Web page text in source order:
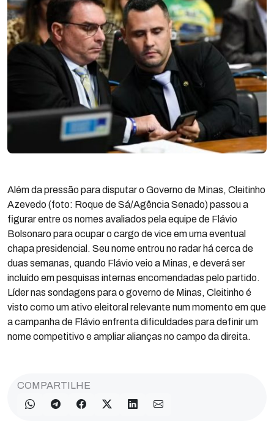
Além da pressão para disputar o Governo de Minas, Cleitinho
Azevedo (foto: Roque de Sá/Agência Senado) passou a
figurar entre os nomes avaliados pela equipe de Flávio
Bolsonaro para ocupar o cargo de vice em uma eventual
chapa presidencial. Seu nome entrou no radar há cerca de
duas semanas, quando Flávio veio a Minas, e deverá ser
incluído em pesquisas internas encomendadas pelo partido.
Líder nas sondagens para o governo de Minas, Cleitinho é
visto como um ativo eleitoral relevante num momento em que
a campanha de Flávio enfrenta dificuldades para definir um
nome competitivo e ampliar alianças no campo da direita.
COMPARTILHE